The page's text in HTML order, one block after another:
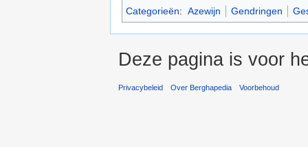
Categorieën: Azewijn Gendringen
Deze pagina is voor
Privacybeleid Over Berghapedia Voorbehoud